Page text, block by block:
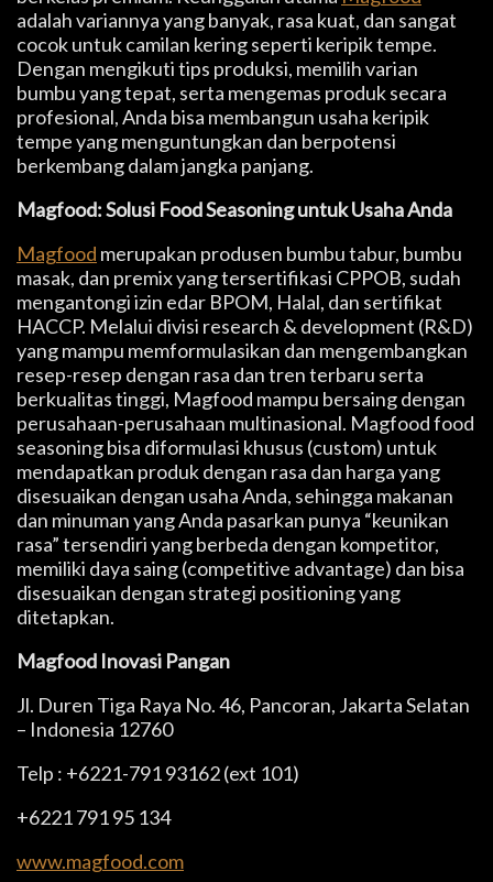
adalah variannya yang banyak, rasa kuat, dan sangat
cocok untuk camilan kering seperti keripik tempe.
Dengan mengikuti tips produksi, memilih varian
bumbu yang tepat, serta mengemas produk secara
profesional, Anda bisa membangun usaha keripik
tempe yang menguntungkan dan berpotensi
berkembang dalam jangka panjang.
Magfood: Solusi Food Seasoning untuk Usaha Anda
Magfood merupakan produsen bumbu tabur, bumbu
masak, dan premix yang tersertifikasi CPPOB, sudah
mengantongi izin edar BPOM, Halal, dan sertifikat
HACCP. Melalui divisi research & development (R&D)
yang mampu memformulasikan dan mengembangkan
resep-resep dengan rasa dan tren terbaru serta
berkualitas tinggi, Magfood mampu bersaing dengan
perusahaan-perusahaan multinasional. Magfood food
seasoning bisa diformulasi khusus (custom) untuk
mendapatkan produk dengan rasa dan harga yang
disesuaikan dengan usaha Anda, sehingga makanan
dan minuman yang Anda pasarkan punya “keunikan
rasa” tersendiri yang berbeda dengan kompetitor,
memiliki daya saing (competitive advantage) dan bisa
disesuaikan dengan strategi positioning yang
ditetapkan.
Magfood Inovasi Pangan
Jl. Duren Tiga Raya No. 46, Pancoran, Jakarta Selatan
– Indonesia 12760
Telp : +6221-791 93162 (ext 101)
+6221 791 95 134
www.magfood.com